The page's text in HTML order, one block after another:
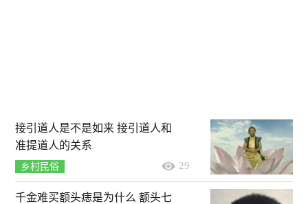
接引道人是不是如来 接引道人和
准提道人的关系
乡村民俗 29
千金难买额头痣是为什么 额头七